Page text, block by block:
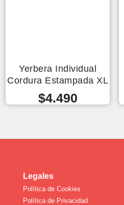
Yerbera Individual
Cordura Estampada XL
$4.490
Legales
Política de Cookies
Política de Privacidad